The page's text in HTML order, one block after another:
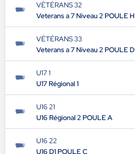
VÉTÉRANS 32
Veterans a 7 Niveau 2 POULE H
VÉTÉRANS 33
Veterans a 7 Niveau 2 POULE D
U17 1
U17 Régional 1
U16 21
U16 Régional 2 POULE A
U16 22
U16 D1 POULE C